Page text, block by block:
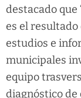
destacado que
es el
estudios e
municipales
equipo
diagnóstico de